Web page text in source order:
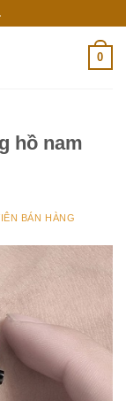
0
hồ nam
BÁN HÀNG